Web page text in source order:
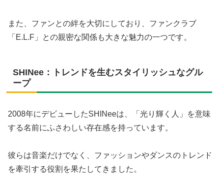
また、ファンとの絆を大切にしており、ファンクラブ
「E.L.F」との親密な関係も大きな魅力の一つです。
SHINee：トレンドを生むスタイリッシュなグル
ープ
2008年にデビューしたSHINeeは、「光り輝く人」を意味
する名前にふさわしい存在感を持っています。
彼らは音楽だけでなく、ファッションやダンスのトレンド
を牽引する役割を果たしてきました。